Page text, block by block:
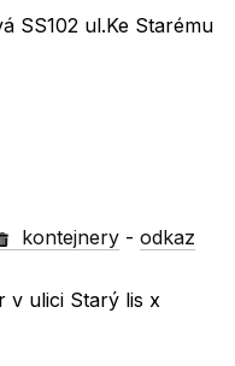
SS102 ul.Ke Starému
kontejnery -odkaz
v ulici Starý lis x